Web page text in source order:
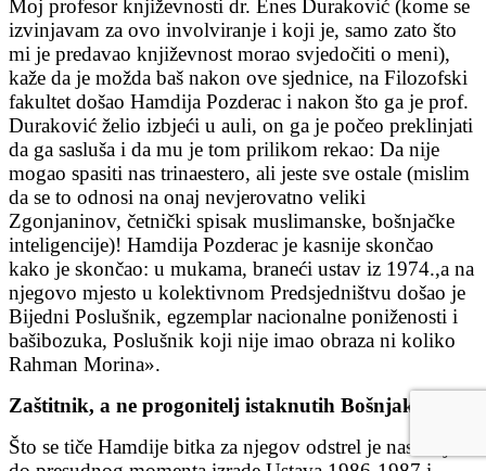
Moj profesor književnosti dr. Enes Duraković (kome se
izvinjavam za ovo involviranje i koji je, samo zato što
mi je predavao književnost morao svjedočiti o meni),
kaže da je možda baš nakon ove sjednice, na Filozofski
fakultet došao Hamdija Pozderac i nakon što ga je prof.
Duraković želio izbjeći u auli, on ga je počeo preklinjati
da ga sasluša i da mu je tom prilikom rekao: Da nije
mogao spasiti nas trinaestero, ali jeste sve ostale (mislim
da se to odnosi na onaj nevjerovatno veliki
Zgonjaninov, četnički spisak muslimanske, bošnjačke
inteligencije)! Hamdija Pozderac je kasnije skončao
kako je skončao: u mukama, braneći ustav iz 1974.,a na
njegovo mjesto u kolektivnom Predsjedništvu došao je
Bijedni Poslušnik, egzemplar nacionalne poniženosti i
bašibozuka, Poslušnik koji nije imao obraza ni koliko
Rahman Morina».
Zaštitnik, a ne progonitelj istaknutih Bošnjaka
Što se tiče Hamdije bitka za njegov odstrel je nastavljena